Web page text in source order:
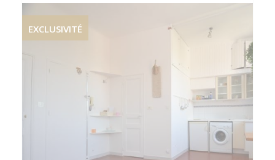
EXCLUSIVITÉ